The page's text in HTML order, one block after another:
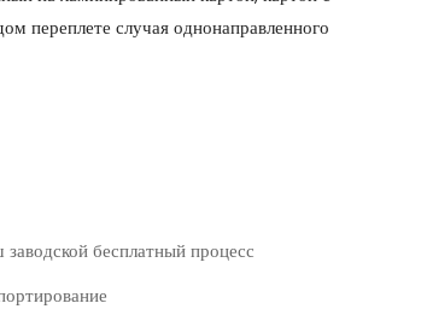
переплете случая однонаправленного
бесплатный процесс